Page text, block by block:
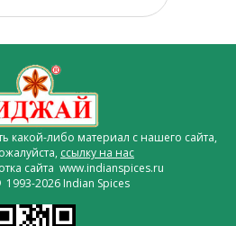
какой-либо материал с нашего сайта,
ссылку на нас
сайта www.indianspices.ru
2026 Indian Spices